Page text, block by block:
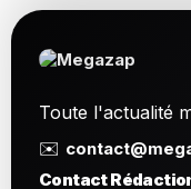
Toute l'actualité
✉️
Contact